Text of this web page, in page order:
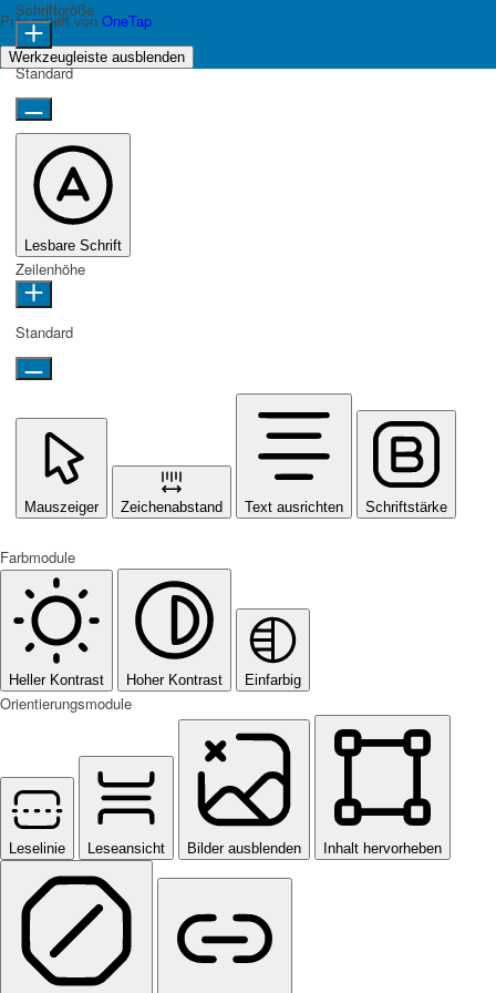
Präsentiert von OneTap
Werkzeugleiste ausblenden
Schriftgröße
Standard
Lesbare Schrift
Zeilenhöhe
Standard
Mauszeiger Zeichenabstand Text ausrichten Schriftstärke
Farbmodule
Heller Kontrast Hoher Kontrast Einfarbig
Orientierungsmodule
Leselinie Leseansicht Bilder ausblenden Inhalt hervorheben